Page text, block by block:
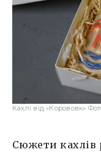
Кахлі від «Корововк»
Сюжети кахлів